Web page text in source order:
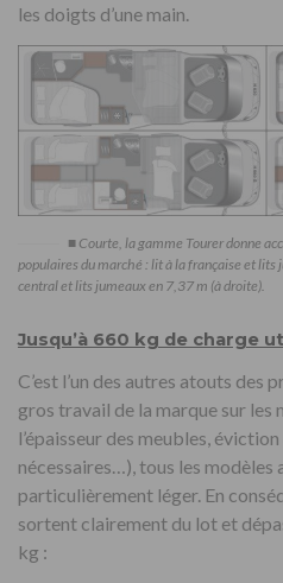
les doigts d’une main.
■ Courte, la gamme Tourer donne
populaires du marché : lit à la française et
central et lits jumeaux en 7,37 m (à droite).
Jusqu’à 660 kg de charge
C’est l’un des autres atouts des
gros travail de la marque sur
l’épaisseur des meubles, éviction
nécessaires…), tous les
particulièrement léger. En
sortent clairement du lot et
kg :